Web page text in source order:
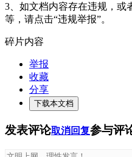
3、如文档内容存在违规，或
等，请点击“违规举报”。
碎片内容
举报
收藏
分享
下载本文档
发表评论取消回复参与评